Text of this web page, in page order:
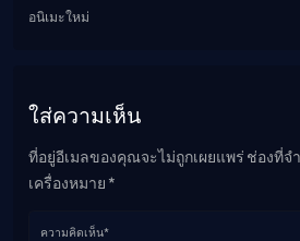
อนิเมะใหม่
ใส่ความเห็น
ที่อยู่อีเมลของคุณจะไม่ถูกเผยแพร่ ช่องที่จ
เครื่องหมาย *
ความคิดเห็น*